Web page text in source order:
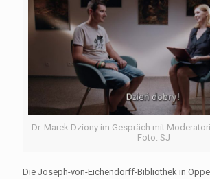
Dr. Marek Dziony im Gespräch mit
Foto: SJ
Die Joseph-von-Eichendorff-Bibliothek in